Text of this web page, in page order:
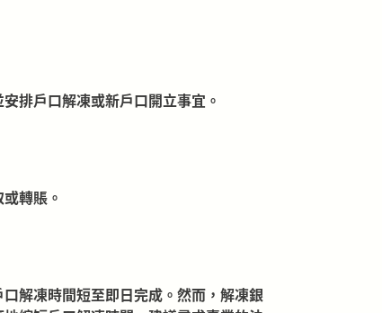
排戶口解凍或新戶口開立事宜。
轉賬。
解凍時間短至即日完成。然而，解凍銀